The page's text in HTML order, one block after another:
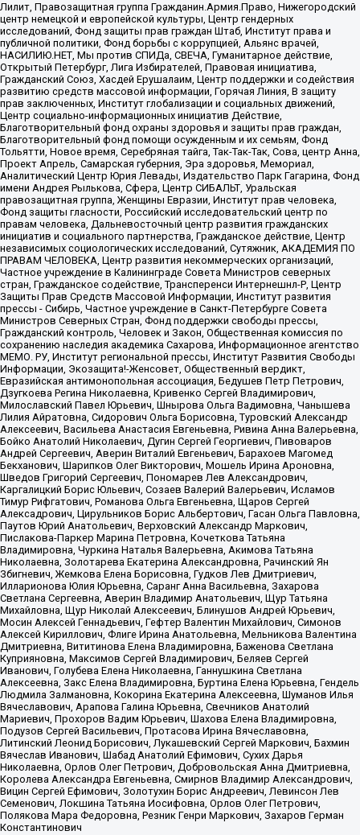
Лилит, Правозащитная группа Гражданин.Армия.Право, Нижегородский
центр немецкой и европейской культуры, Центр гендерных
исследований, Фонд защиты прав граждан Штаб, Институт права и
публичной политики, Фонд борьбы с коррупцией, Альянс врачей,
НАСИЛИЮ.НЕТ, Мы против СПИДа, СВЕЧА, Гуманитарное действие,
Открытый Петербург, Лига Избирателей, Правовая инициатива,
Гражданский Союз, Хасдей Ерушалаим, Центр поддержки и содействия
развитию средств массовой информации, Горячая Линия, В защиту
прав заключенных, Институт глобализации и социальных движений,
Центр социально-информационных инициатив Действие,
Благотворительный фонд охраны здоровья и защиты прав граждан,
Благотворительный фонд помощи осужденным и их семьям, Фонд
Тольятти, Новое время, Серебряная тайга, Так-Так-Так, Сова, центр Анна,
Проект Апрель, Самарская губерния, Эра здоровья, Мемориал,
Аналитический Центр Юрия Левады, Издательство Парк Гагарина, Фонд
имени Андрея Рылькова, Сфера, Центр СИБАЛЬТ, Уральская
правозащитная группа, Женщины Евразии, Институт прав человека,
Фонд защиты гласности, Российский исследовательский центр по
правам человека, Дальневосточный центр развития гражданских
инициатив и социального партнерства, Гражданское действие, Центр
независимых социологических исследований, Сутяжник, АКАДЕМИЯ ПО
ПРАВАМ ЧЕЛОВЕКА, Центр развития некоммерческих организаций,
Частное учреждение в Калининграде Совета Министров северных
стран, Гражданское содействие, Трансперенси Интернешнл-Р, Центр
Защиты Прав Средств Массовой Информации, Институт развития
прессы - Сибирь, Частное учреждение в Санкт-Петербурге Совета
Министров Северных Стран, Фонд поддержки свободы прессы,
Гражданский контроль, Человек и Закон, Общественная комиссия по
сохранению наследия академика Сахарова, Информационное агентство
МЕМО. РУ, Институт региональной прессы, Институт Развития Свободы
Информации, Экозащита!-Женсовет, Общественный вердикт,
Евразийская антимонопольная ассоциация, Бедушев Петр Петрович,
Дзугкоева Регина Николаевна, Кривенко Сергей Владимирович,
Милославский Павел Юрьевич, Шнырова Ольга Вадимовна, Чанышева
Лилия Айратовна, Сидорович Ольга Борисовна, Туровский Александр
Алексеевич, Васильева Анастасия Евгеньевна, Ривина Анна Валерьевна,
Бойко Анатолий Николаевич, Дугин Сергей Георгиевич, Пивоваров
Андрей Сергеевич, Аверин Виталий Евгеньевич, Барахоев Магомед
Бекханович, Шарипков Олег Викторович, Мошель Ирина Ароновна,
Шведов Григорий Сергеевич, Пономарев Лев Александрович,
Каргалицкий Борис Юльевич, Созаев Валерий Валерьевич, Исламов
Тимур Рифгатович, Романова Ольга Евгеньевна, Щаров Сергей
Алексадрович, Цирульников Борис Альбертович, Гасан Ольга Павловна,
Паутов Юрий Анатольевич, Верховский Александр Маркович,
Пислакова-Паркер Марина Петровна, Кочеткова Татьяна
Владимировна, Чуркина Наталья Валерьевна, Акимова Татьяна
Николаевна, Золотарева Екатерина Александровна, Рачинский Ян
Збигневич, Жемкова Елена Борисовна, Гудков Лев Дмитриевич,
Илларионова Юлия Юрьевна, Саранг Анна Васильевна, Захарова
Светлана Сергеевна, Аверин Владимир Анатольевич, Щур Татьяна
Михайловна, Щур Николай Алексеевич, Блинушов Андрей Юрьевич,
Мосин Алексей Геннадьевич, Гефтер Валентин Михайлович, Симонов
Алексей Кириллович, Флиге Ирина Анатольевна, Мельникова Валентина
Дмитриевна, Вититинова Елена Владимировна, Баженова Светлана
Куприяновна, Максимов Сергей Владимирович, Беляев Сергей
Иванович, Голубева Елена Николаевна, Ганнушкина Светлана
Алексеевна, Закс Елена Владимировна, Буртина Елена Юрьевна, Гендель
Людмила Залмановна, Кокорина Екатерина Алексеевна, Шуманов Илья
Вячеславович, Арапова Галина Юрьевна, Свечников Анатолий
Мариевич, Прохоров Вадим Юрьевич, Шахова Елена Владимировна,
Подузов Сергей Васильевич, Протасова Ирина Вячеславовна,
Литинский Леонид Борисович, Лукашевский Сергей Маркович, Бахмин
Вячеслав Иванович, Шабад Анатолий Ефимович, Сухих Дарья
Николаевна, Орлов Олег Петрович, Добровольская Анна Дмитриевна,
Королева Александра Евгеньевна, Смирнов Владимир Александрович,
Вицин Сергей Ефимович, Золотухин Борис Андреевич, Левинсон Лев
Семенович, Локшина Татьяна Иосифовна, Орлов Олег Петрович,
Полякова Мара Федоровна, Резник Генри Маркович, Захаров Герман
Константинович